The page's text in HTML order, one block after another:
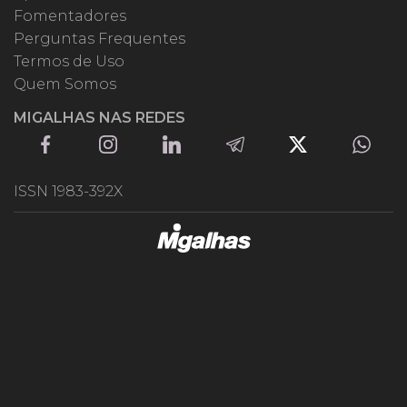
Fomentadores
Perguntas Frequentes
Termos de Uso
Quem Somos
MIGALHAS NAS REDES
ISSN 1983-392X